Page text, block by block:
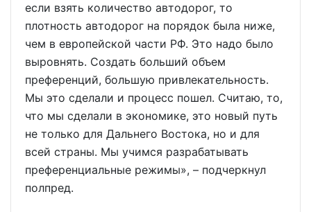
если взять количество автодорог, то
плотность автодорог на порядок была ниже,
чем в европейской части РФ. Это надо было
выровнять. Создать больший объем
преференций, большую привлекательность.
Мы это сделали и процесс пошел. Считаю, то,
что мы сделали в экономике, это новый путь
не только для Дальнего Востока, но и для
всей страны. Мы учимся разрабатывать
преференциальные режимы», – подчеркнул
полпред.